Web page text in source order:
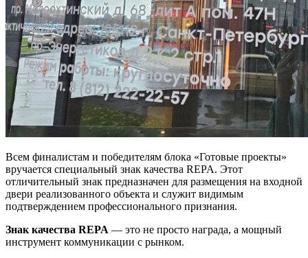
Всем финалистам и победителям блока «Готовые проекты»
вручается специальный знак качества REPA. Этот
отличительный знак предназначен для размещения на входной
двери реализованного объекта и служит видимым
подтверждением профессионального признания.
Знак качества REPA — это не просто награда, а мощный
инструмент коммуникации с рынком.